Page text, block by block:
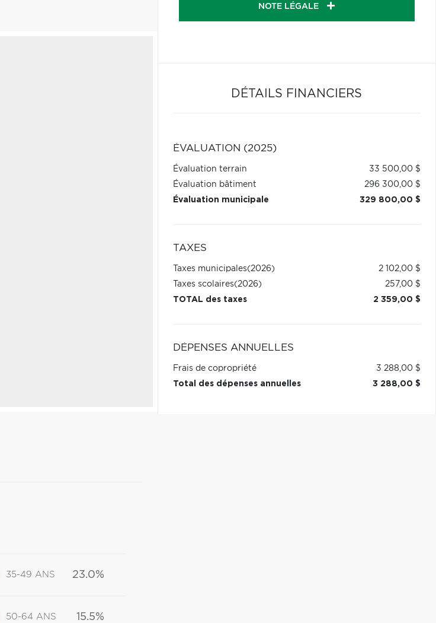
35-49 ANS 23.0%
50-64 ANS 15.5%
NOTE LÉGALE
DÉTAILS FINANCIERS
ÉVALUATION (2025)
Évaluation terrain
33 500,00 $
Évaluation bâtiment
296 300,00 $
Évaluation municipale
329 800,00 $
TAXES
Taxes municipales(2026)
2 102,00 $
Taxes scolaires(2026)
257,00 $
TOTAL des taxes
2 359,00 $
DÉPENSES ANNUELLES
Frais de copropriété
3 288,00 $
Total des dépenses annuelles
3 288,00 $